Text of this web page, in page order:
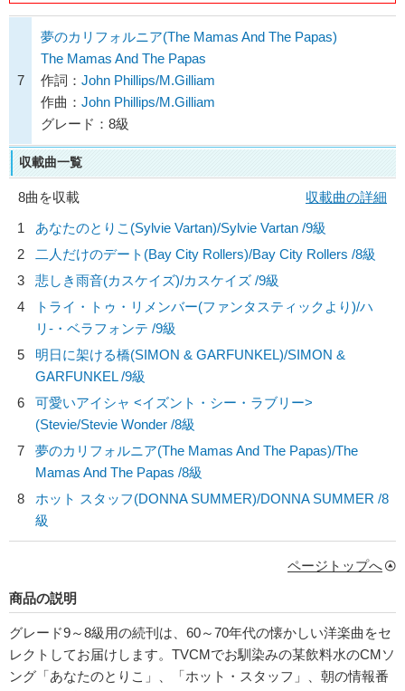
7
夢のカリフォルニア(The Mamas And The Papas)
The Mamas And The Papas
作詞： John Phillips/M.Gilliam
作曲： John Phillips/M.Gilliam
グレード：8級
収載曲一覧
8曲を収載
収載曲の詳細
1
あなたのとりこ(Sylvie Vartan)/Sylvie Vartan /9級
2
二人だけのデート(Bay City Rollers)/Bay City Rollers /8級
3
悲しき雨音(カスケイズ)/カスケイズ /9級
4
トライ・トゥ・リメンバー(ファンタスティックより)/ハ
リ-・ベラフォンテ /9級
5
明日に架ける橋(SIMON & GARFUNKEL)/SIMON &
GARFUNKEL/9級
6
可愛いアイシャ <イズント・シー・ラブリー>
(Stevie/Stevie Wonder /8級
7
夢のカリフォルニア(The Mamas And The Papas)/The
Mamas And The Papas /8級
8
ホット スタッフ(DONNA SUMMER)/DONNA SUMMER /8
級
ページトップへ
商品の説明
グレード9～8級用の続刊は、60～70年代の懐かしい洋楽曲をセ
レクトしてお届けします。TVCMでお馴染みの某飲料水のCMソ
ング「あなたのとりこ」、「ホット・スタッフ」、朝の情報番